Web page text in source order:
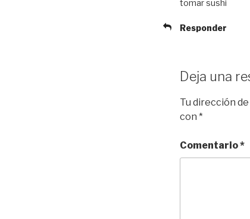
tomar sushi
Responder
Deja una
Tu dirección
con *
Comentario*